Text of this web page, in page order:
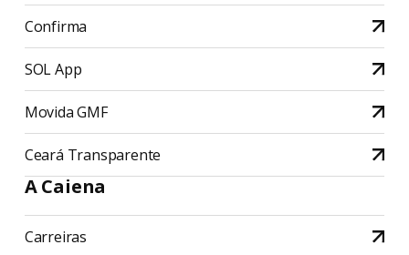
Confirma
SOL App
Movida GMF
Ceará Transparente
A Caiena
Carreiras